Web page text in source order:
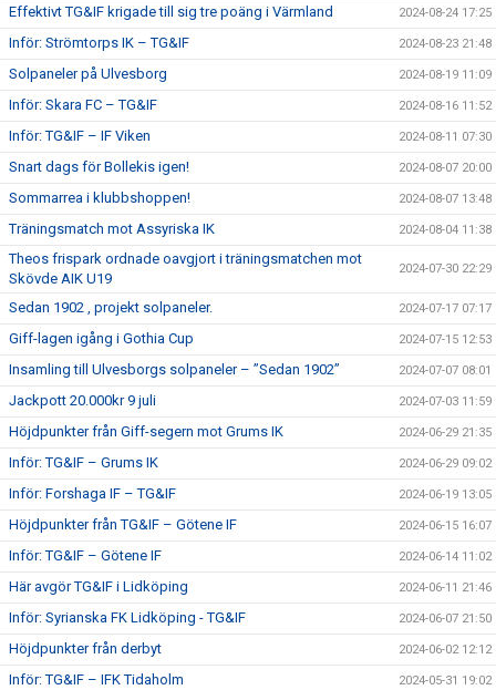
Effektivt TG&IF krigade till sig tre poäng i Värmland 2024-08-24 17:25
Inför: Strömtorps IK – TG&IF 2024-08-23 21:48
Solpaneler på Ulvesborg 2024-08-19 11:09
Inför: Skara FC – TG&IF 2024-08-16 11:52
Inför: TG&IF – IF Viken 2024-08-11 07:30
Snart dags för Bollekis igen! 2024-08-07 20:00
Sommarrea i klubbshoppen! 2024-08-07 13:48
Träningsmatch mot Assyriska IK 2024-08-04 11:38
Theos frispark ordnade oavgjort i träningsmatchen mot
Skövde AIK U19
2024-07-30 22:29
Sedan 1902 , projekt solpaneler. 2024-07-17 07:17
Giff-lagen igång i Gothia Cup 2024-07-15 12:53
Insamling till Ulvesborgs solpaneler – ”Sedan 1902” 2024-07-07 08:01
Jackpott 20.000kr 9 juli 2024-07-03 11:59
Höjdpunkter från Giff-segern mot Grums IK 2024-06-29 21:35
Inför: TG&IF – Grums IK 2024-06-29 09:02
Inför: Forshaga IF – TG&IF 2024-06-19 13:05
Höjdpunkter från TG&IF – Götene IF 2024-06-15 16:07
Inför: TG&IF – Götene IF 2024-06-14 11:02
Här avgör TG&IF i Lidköping 2024-06-11 21:46
Inför: Syrianska FK Lidköping - TG&IF 2024-06-07 21:50
Höjdpunkter från derbyt 2024-06-02 12:12
Inför: TG&IF – IFK Tidaholm 2024-05-31 19:02